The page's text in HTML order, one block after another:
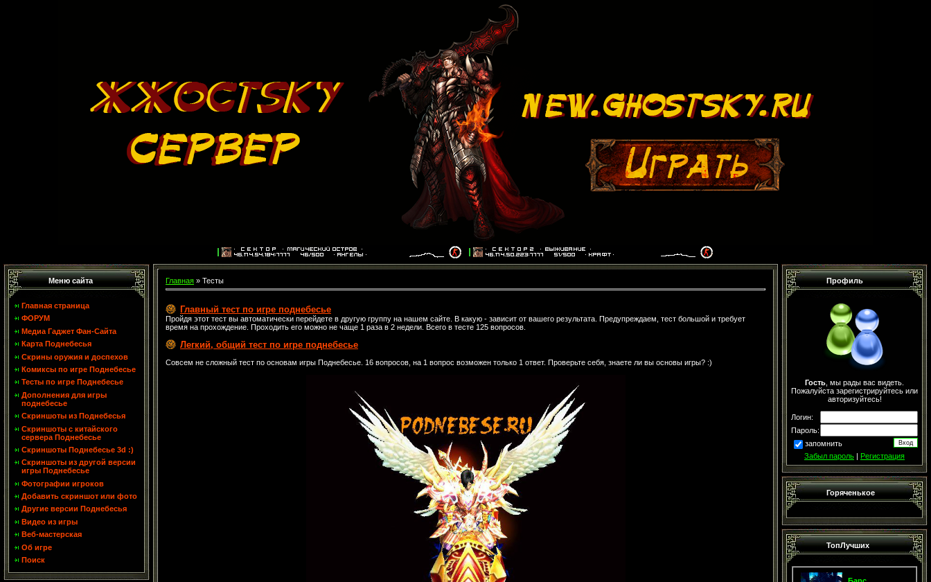
Меню сайта
Главная страница
ФОРУМ
Медиа Гаджет Фан-Сайта
Карта Поднебесья
Скрины оружия и доспехов
Комиксы по игре Поднебесье
Тесты по игре Поднебесье
Дополнения для игры
поднебесье
Скриншоты из Поднебесья
Скриншоты с китайского
сервера Поднебесье
Скриншоты Поднебесье 3d :)
Скриншоты из другой версии
игры Поднебесье
Фотографии игроков
Добавить скриншот или фото
Другие версии Поднебесья
Видео из игры
Веб-мастерская
Об игре
Поиск
Главная » Тесты
Главный тест по игре поднебесье
Пройдя этот тест вы автоматически перейдете в другую группу на нашем сайте. В какую - зависит от вашего результата. Предупреждаем, тест большой и требует
время на прохождение. Проходить его можно не чаще 1 раза в 2 недели. Всего в тесте 125 вопросов.
Легкий, общий тест по игре поднебесье
Совсем не сложный тест по основам игры Поднебесье. 16 вопросов, на 1 вопрос возможен только 1 ответ. Проверьте себя, знаете ли вы основы игры? :)
Профиль
Гость , мы рады вас видеть.
Пожалуйста зарегистрируйтесь или
авторизуйтесь!
Логин:
Пароль:
запомнить
Забыл пароль
Регистрация
Горяченькое
ТопЛучших